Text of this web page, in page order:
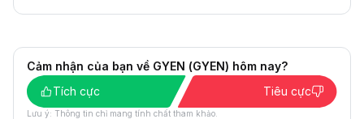
Cảm nhận của bạn về GYEN (GYEN) hôm nay?
Tích cực
Tiêu cực
Lưu ý: Thông tin chỉ mang tính chất tham khảo.